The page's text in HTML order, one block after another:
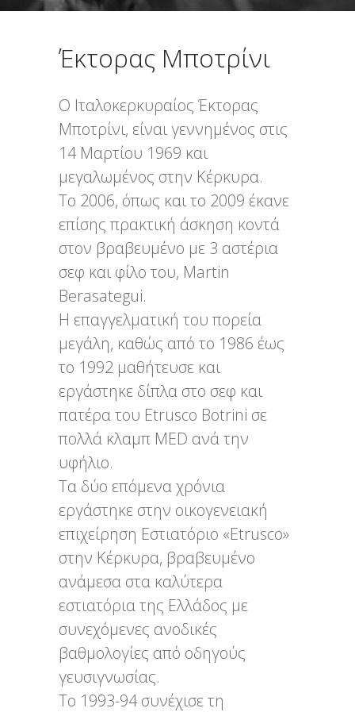
Έκτορας Μποτρίνι
Ο Ιταλοκερκυραίος Έκτορας
Μποτρίνι, είναι γεννημένος στις
14 Μαρτίου 1969 και
μεγαλωμένος στην Κέρκυρα.
Το 2006, όπως και το 2009 έκανε
επίσης πρακτική άσκηση κοντά
στον βραβευμένο με 3 αστέρια
σεφ και φίλο του, Martin
Berasategui.
Η επαγγελματική του πορεία
μεγάλη, καθώς από το 1986 έως
το 1992 μαθήτευσε και
εργάστηκε δίπλα στο σεφ και
πατέρα του Etrusco Botrini σε
πολλά κλαμπ MED ανά την
υφήλιο.
Τα δύο επόμενα χρόνια
εργάστηκε στην οικογενειακή
επιχείρηση Εστιατόριο «Etrusco»
στην Κέρκυρα, βραβευμένο
ανάμεσα στα καλύτερα
εστιατόρια της Ελλάδος με
συνεχόμενες ανοδικές
βαθμολογίες από οδηγούς
γευσιγνωσίας.
Το 1993-94 συνέχισε τη